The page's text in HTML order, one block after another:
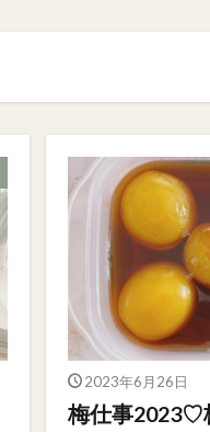
2023年6月26日
梅仕事2023♡